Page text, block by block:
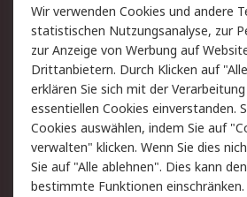
Rücksendungen
Hilfe
Rechtliches
AGB
Cookie-Richtlinie
Copyright/Impressum
Wir verwenden Cookies und andere
statistischen Nutzungsanalyse, zur
zur Anzeige von Werbung auf
Drittanbietern. Durch Klicken auf
erklären Sie sich mit der
essentiellen Cookies einverstanden.
Cookies auswählen, indem Sie auf
verwalten" klicken. Wenn Sie dies
Sie auf "Alle ablehnen". Dies kann
bestimmte Funktionen